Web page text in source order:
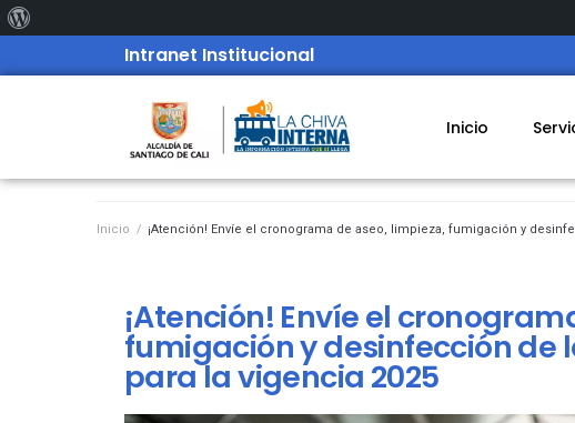
Intranet Institucional
Inicio
Inicio / ¡Atención! Envíe el cronograma de aseo, limpieza, fumigación y
¡Atención! Envíe el
fumigación y desinfección de
para la vigencia 2025